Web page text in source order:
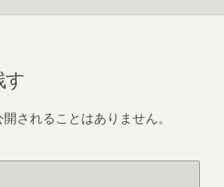
されることはありません。